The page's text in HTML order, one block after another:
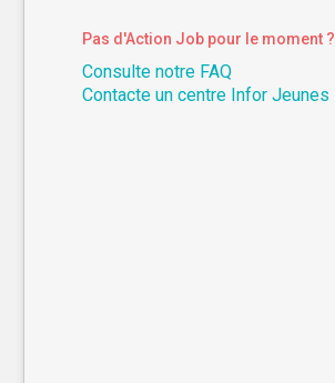
Pas d'Action Job pour le moment ?
Consulte notre FAQ
Contacte un centre Infor Jeunes